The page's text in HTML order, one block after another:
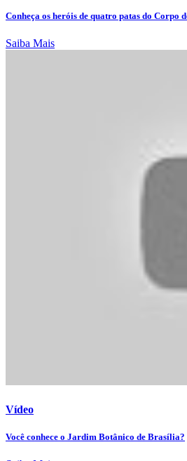
Conheça os heróis de quatro patas do Corpo
Saiba Mais
Vídeo
Você conhece o Jardim Botânico de Brasília?